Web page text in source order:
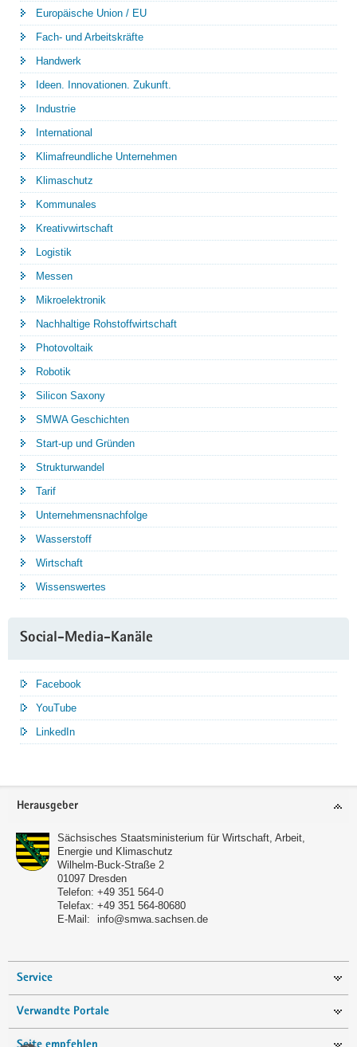
Europäische Union / EU
Fach- und Arbeitskräfte
Handwerk
Ideen. Innovationen. Zukunft.
Industrie
International
Klimafreundliche Unternehmen
Klimaschutz
Kommunales
Kreativwirtschaft
Logistik
Messen
Mikroelektronik
Nachhaltige Rohstoffwirtschaft
Photovoltaik
Robotik
Silicon Saxony
SMWA Geschichten
Start-up und Gründen
Strukturwandel
Tarif
Unternehmensnachfolge
Wasserstoff
Wirtschaft
Wissenswertes
Social-Media-Kanäle
Facebook
YouTube
LinkedIn
Service
Herausgeber
Sächsisches Staatsministerium für Wirtschaft, Arbeit,
Energie und Klimaschutz
Wilhelm-Buck-Straße 2
01097 Dresden
Telefon: +49 351 564-0
Telefax: +49 351 564-80680
E-Mail:
info@smwa.sachsen.de
Service
Verwandte Portale